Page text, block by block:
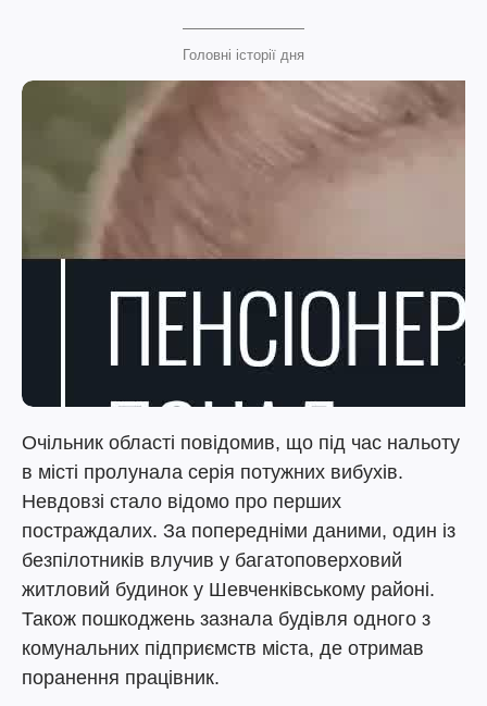
Головні історії дня
Очільник області повідомив, що під час нальоту
в місті пролунала серія потужних вибухів.
Невдовзі стало відомо про перших
постраждалих. За попередніми даними, один із
безпілотників влучив у багатоповерховий
житловий будинок у Шевченківському районі.
Також пошкоджень зазнала будівля одного з
комунальних підприємств міста, де отримав
поранення працівник.